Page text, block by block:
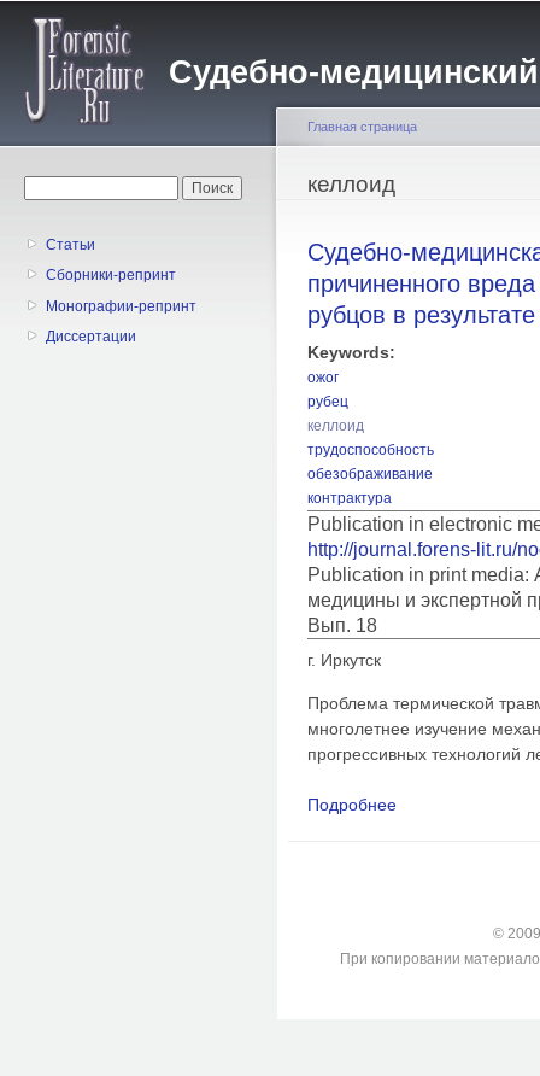
Судебно-
Статьи
Сборники-репринт
Монографии-репринт
Диссертации
Вы здесь
Главная страница
келлоид
Судебно-
причиненного
рубцов в
Keywords:
ожог
рубец
келлоид
трудоспособность
обезображивание
контрактура
Publication in electronic
http://journal.forens-lit.ru/
Publication in print media:
медицины и экспертной
Вып. 18
г. Иркутск
Проблема термической
многолетнее изучение
прогрессивных технологий
Подробнее
©
При копировании